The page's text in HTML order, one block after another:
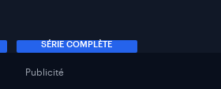
SÉRIE COMPLÈTE
Publicité